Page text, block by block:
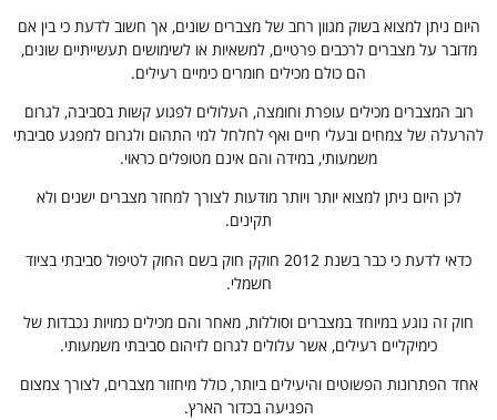
היום ניתן למצוא בשוק מגוון רחב של מצברים שונים, אך חשוב לדעת כי בין אם
מדובר על מצברים לרכבים פרטיים, למשאיות או לשימושים תעשייתיים שונים,
הם כולם מכילים חומרים כימיים רעילים.
רוב המצברים מכילים עופרת וחומצה, העלולים לפגוע קשות בסביבה, לגרום
להרעלה של צמחים ובעלי חיים ואף לחלחל למי התהום ולגרום למפגע סביבתי
משמעותי, במידה והם אינם מטופלים כראוי.
לכן היום ניתן למצוא יותר ויותר מודעות לצורך למחזר מצברים ישנים ולא
תקינים.
כדאי לדעת כי כבר בשנת 2012 חוקק חוק בשם החוק לטיפול סביבתי בציוד
חשמלי.
חוק זה נוגע במיוחד במצברים וסוללות, מאחר והם מכילים כמויות נכבדות של
כימיקליים רעילים, אשר עלולים לגרום לזיהום סביבתי משמעותי.
אחד הפתרונות הפשוטים והיעילים ביותר, כולל מיחזור מצברים, לצורך צמצום
הפגיעה בכדור הארץ.